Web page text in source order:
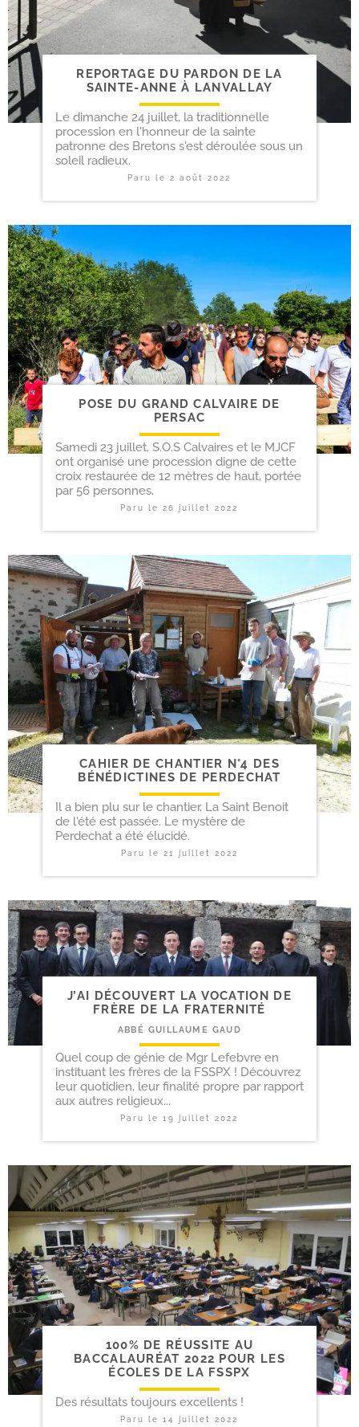
REPORTAGE DU PARDON DE LA
SAINTE-​ANNE À LANVALLAY
Le dimanche 24 juillet, la traditionnelle
procession en l'honneur de la sainte
patronne des Bretons s'est déroulée sous un
soleil radieux.
Paru le2 août 2022
POSE DU GRAND CALVAIRE DE
PERSAC
Samedi 23 juillet, S.O.S Calvaires et le MJCF
ont organisé une procession digne de cette
croix restaurée de 12 mètres de haut, portée
par 56 personnes.
Paru le26 juillet 2022
CAHIER DE CHANTIER N°4 DES
BÉNÉDICTINES DE PERDECHAT
Il a bien plu sur le chantier. La Saint Benoit
de l'été est passée. Le mystère de
Perdechat a été élucidé.
Paru le 21 juillet 2022
J’AI DÉCOUVERT LA VOCATION DE
FRÈRE DE LA FRATERNITÉ
ABBÉ GUILLAUME GAUD
Quel coup de génie de Mgr Lefebvre en
instituant les frères de la FSSPX ! Découvrez
leur quotidien, leur finalité propre par rapport
aux autres religieux...
Paru le19 juillet 2022
100% DE RÉUSSITE AU
BACCALAURÉAT 2022 POUR LES
ÉCOLES DE LA FSSPX
Des résultats toujours excellents !
Paru le14 juillet 2022